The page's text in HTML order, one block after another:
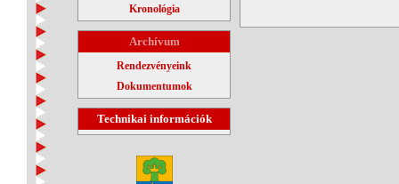
Kronológia
Archívum
Rendezvényeink
Dokumentumok
Technikai információk